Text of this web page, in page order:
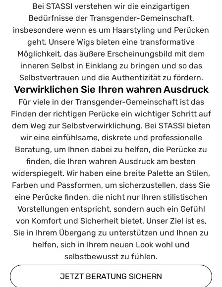
Bei STASSI verstehen wir die einzigartigen
Bedürfnisse der Transgender-Gemeinschaft,
insbesondere wenn es um Haarstyling und Perücken
geht. Unsere Wigs bieten eine transformative
Möglichkeit, das äußere Erscheinungsbild mit dem
inneren Selbst in Einklang zu bringen und so das
Selbstvertrauen und die Authentizität zu fördern.
Verwirklichen Sie Ihren wahren Ausdruck
Für viele in der Transgender-Gemeinschaft ist das
Finden der richtigen Perücke ein wichtiger Schritt auf
dem Weg zur Selbstverwirklichung. Bei STASSI bieten
wir eine einfühlsame, diskrete und professionelle
Beratung, um Ihnen dabei zu helfen, die Perücke zu
finden, die Ihren wahren Ausdruck am besten
widerspiegelt. Wir haben eine breite Palette an Stilen,
Farben und Passformen, um sicherzustellen, dass Sie
eine Perücke finden, die nicht nur Ihren stilistischen
Vorstellungen entspricht, sondern auch ein Gefühl
von Komfort und Sicherheit bietet. Unser Ziel ist es,
Sie in Ihrem Übergang zu unterstützen und Ihnen zu
helfen, sich in Ihrem neuen Look wohl und
selbstbewusst zu fühlen.
JETZT BERATUNG SICHERN